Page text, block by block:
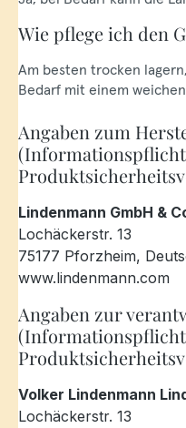
Wie pflege ich den
Am besten trocken
Bedarf mit einem
Angaben zum
Lindenmann GmbH &
Lochäckerstr. 13
75177 Pforzheim,
www.lindenmann.com
Angaben zur
Volker Lindenmann
Lochäckerstr. 13